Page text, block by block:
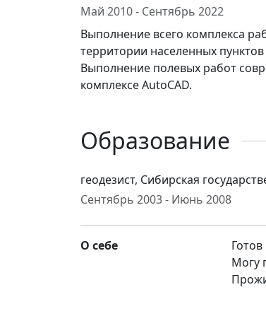
Май 2010 - Сентябрь 2022
Выполнение всего комплекса
территории населенных
Выполнение полевых работ
комплексе AutoCAD.
Образование
геодезист, Сибирская
Сентябрь 2003 - Июнь 2008
О себе
Могу